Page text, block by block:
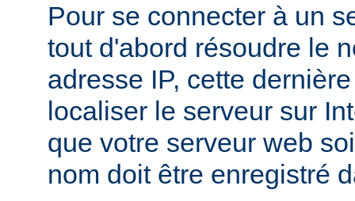
Pour se connecter à un
tout d'abord résoudre le
adresse IP, cette
localiser le serveur sur
que votre serveur web
nom doit être enregistré